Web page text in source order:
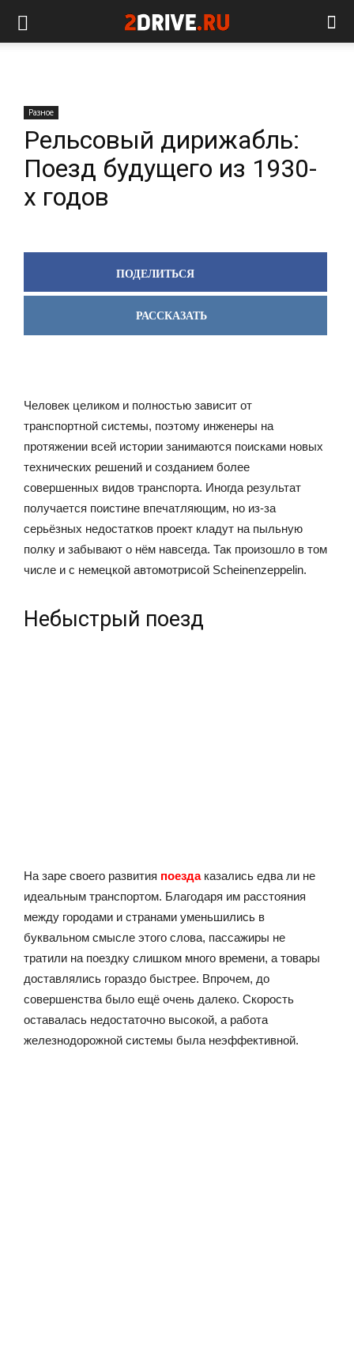
Разное
Рельсовый дирижабль:
Поезд будущего из 1930-
х годов
ПОДЕЛИТЬСЯ
РАССКАЗАТЬ
Человек целиком и полностью зависит от
транспортной системы, поэтому инженеры на
протяжении всей истории занимаются поисками новых
технических решений и созданием более
совершенных видов транспорта. Иногда результат
получается поистине впечатляющим, но из-за
серьёзных недостатков проект кладут на пыльную
полку и забывают о нём навсегда. Так произошло в том
числе и с немецкой автомотрисой Scheinenzeppelin.
Небыстрый поезд
На заре своего развития поезда казались едва ли не
идеальным транспортом. Благодаря им расстояния
между городами и странами уменьшились в
буквальном смысле этого слова, пассажиры не
тратили на поездку слишком много времени, а товары
доставлялись гораздо быстрее. Впрочем, до
совершенства было ещё очень далеко. Скорость
оставалась недостаточно высокой, а работа
железнодорожной системы была неэффективной.